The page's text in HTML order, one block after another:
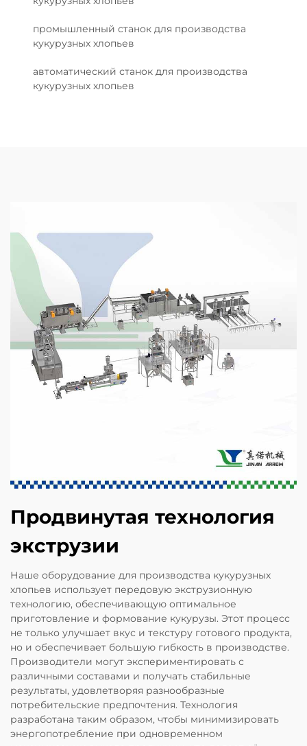
промышленный станок для производства
кукурузных хлопьев
автоматический станок для производства
кукурузных хлопьев
Продвинутая технология
экструзии
Наше оборудование для производства кукурузных
хлопьев использует передовую экструзионную
технологию, обеспечивающую оптимальное
приготовление и формование кукурузы. Этот процесс
не только улучшает вкус и текстуру готового продукта,
но и обеспечивает большую гибкость в производстве.
Производители могут экспериментировать с
различными составами и получать стабильные
результаты, удовлетворяя разнообразные
потребительские предпочтения. Технология
разработана таким образом, чтобы минимизировать
энергопотребление при одновременном